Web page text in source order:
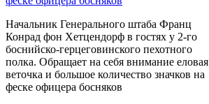
Начальник Генерального штаба Франц
Конрад фон Хетцендорф в гостях у 2-го
боснийско-герцеговинского пехотного
полка. Обращает на себя внимание еловая
веточка и большое количество значков на
феске офицера босняков